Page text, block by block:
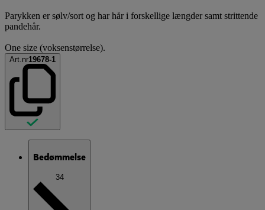
Parykken er sølv/sort og har hår i forskellige længder samt strittende
pandehår.
One size (voksenstørrelse).
Art.nr19678-1
Bedømmelse
34